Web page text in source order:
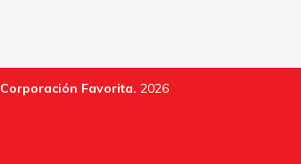
Corporación Favorita. 2026